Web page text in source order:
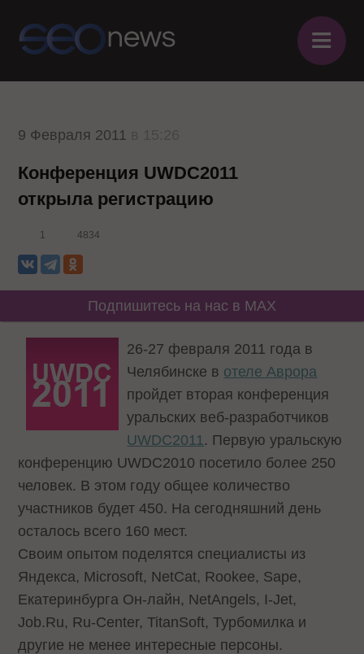
≡
9 Февраля 2011
Конференция UWDC2011
открыла регистрацию
1 4834
Подпишитесь на нас в MAX
26-27 февраля 2011 года в
Челябинске в отеле Аврора
пройдет вторая конференция
уральских веб-разработчиков
UWDC2011. Первую уральскую
конференцию UWDC2010 посетило более 250
человек. В этом году общее количество
участников будет 450. На сегодняшний день
осталось всего 160 мест.
Своим опытом поделятся специалисты из
Яндекса, Microsoft, NetCat, Rookee, Sape,
Екатеринбурга Он-лайн, NetAngels, I-Jet,
Job.Ru, Ru-Center, TitanSoft, Турбомилка и
другие не менее интересные персоны.